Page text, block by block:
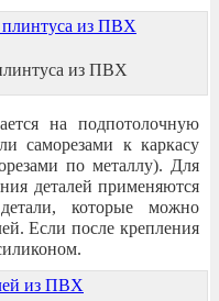
из ПВХ
на подпотолочную
саморезами к каркасу
по металлу). Для
деталей применяются
которые можно
Если после крепления